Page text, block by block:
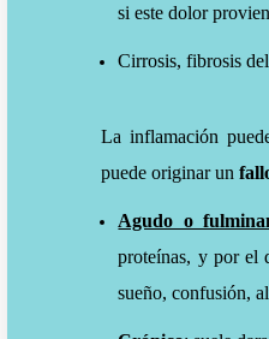
si este dolor
Cirrosis, fibrosis
La inflamación
puede originar un
Agudo o
proteínas, y por el
sueño, confusión,